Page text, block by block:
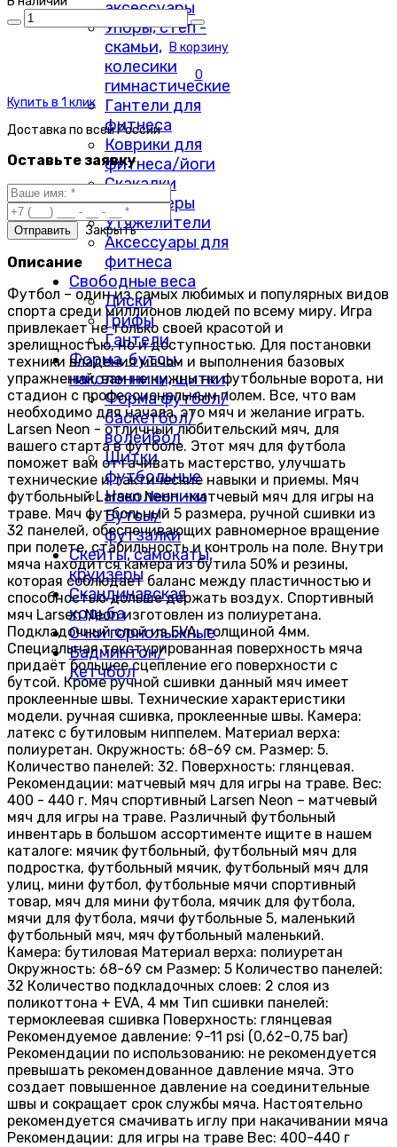
аксессуары
Упоры, степ -
скамьи,
колесики
гимнастические
Гантели для
фитнеса
Коврики для
фитнеса/йоги
Скакалки
Массажеры
Утяжелители
Аксессуары для
фитнеса
Свободные веса
Диски
Грифы
Гантели
Форма, бутсы,
наколенники, щитки
Форма футбол/
баскетбол/
волейбол
Щитки
футбольные
Наколенники
Бутсы/
футзалки
Скейты, самокаты,
круизёры
Скандинавская
ходьба
Очки горнолыжные
Бадминтон/
Кетчбол
В корзину
0
Купить в 1 клик
Доставка по всей России
Оставьте заявку
Закрыть
Описание
Футбол – один из самых любимых и популярных видов
спорта среди миллионов людей по всему миру. Игра
привлекает не только своей красотой и
зрелищностью, но и доступностью. Для постановки
техники владения мячом и выполнения базовых
упражнений, вам не нужны ни футбольные ворота, ни
стадион с профессиональным полем. Все, что вам
необходимо для начала, это мяч и желание играть.
Larsen Neon - отличный любительский мяч, для
вашего старта в футболе. Этот мяч для футбола
поможет вам оттачивать мастерство, улучшать
технические и тактические навыки и приемы. Мяч
футбольный Larsen Neon -матчевый мяч для игры на
траве. Мяч футбольный 5 размера, ручной сшивки из
32 панелей, обеспечивающих равномерное вращение
при полете, стабильность и контроль на поле. Внутри
мяча находится камера из бутила 50% и резины,
которая соблюдает баланс между пластичностью и
способностью дольше держать воздух. Спортивный
мяч Larsen Neon изготовлен из полиуретана.
Подкладочный слой из EVA, толщиной 4мм.
Специальная текстурированная поверхность мяча
придаёт большее сцепление его поверхности с
бутсой. Кроме ручной сшивки данный мяч имеет
проклеенные швы. Технические характеристики
модели. ручная сшивка, проклеенные швы. Камера:
латекс с бутиловым ниппелем. Материал верха:
полиуретан. Окружность: 68-69 см. Размер: 5.
Количество панелей: 32. Поверхность: глянцевая.
Рекомендации: матчевый мяч для игры на траве. Вес:
400 - 440 г. Мяч спортивный Larsen Neon – матчевый
мяч для игры на траве. Различный футбольный
инвентарь в большом ассортименте ищите в нашем
каталоге: мячик футбольный, футбольный мяч для
подростка, футбольный мячик, футбольный мяч для
улиц, мини футбол, футбольные мячи спортивный
товар, мяч для мини футбола, мячик для футбола,
мячи для футбола, мячи футбольные 5, маленький
футбольный мяч, мяч футбольный маленький.
Камера: бутиловая Материал верха: полиуретан
Окружность: 68-69 см Размер: 5 Количество панелей:
32 Количество подкладочных слоев: 2 слоя из
поликоттона + EVA, 4 мм Тип сшивки панелей:
термоклеевая сшивка Поверхность: глянцевая
Рекомендуемое давление: 9-11 psi (0,62-0,75 bar)
Рекомендации по использованию: не рекомендуется
превышать рекомендованное давление мяча. Это
создает повышенное давление на соединительные
швы и сокращает срок службы мяча. Настоятельно
рекомендуется смачивать иглу при накачивании мяча
Рекомендации: для игры на траве Вес: 400-440 г